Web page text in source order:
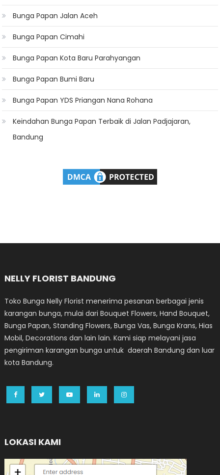
Bunga Papan Jalan Aceh
Bunga Papan Cimahi
Bunga Papan Kota Baru Parahyangan
Bunga Papan Bumi Baru
Bunga Papan YDS Priangan Nana Rohana
Keindahan Bunga Papan Terbaik di Jalan Padjajaran,
Bandung
NELLY FLORIST BANDUNG
Toko Bunga Nelly Florist menerima pesanan berbagai jenis
karangan bunga, mulai dari Bouquet Flowers, Hand Bouquet,
Bunga Papan, Standing Flowers, Bunga Vas, Bunga Krans, Hias
Mobil, Decorations dan lain lain. Kami siap melayani jasa
pengiriman karangan bunga untuk daerah Bandung dan luar
kota Bandung.
LOKASI KAMI